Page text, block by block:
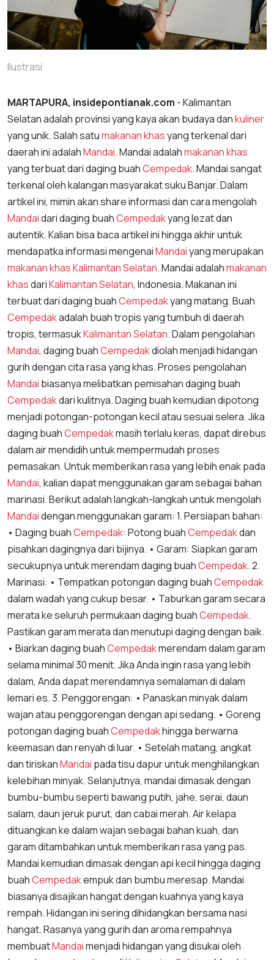
Ilustrasi
MARTAPURA, insidepontianak.com - Kalimantan
Selatan adalah provinsi yang kaya akan budaya dankuliner
yang unik. Salah satumakanan khasyang terkenal dari
daerah ini adalahMandai. Mandai adalahmakanan khas
yang terbuat dari daging buahCempedak. Mandai sangat
terkenal oleh kalangan masyarakat suku Banjar. Dalam
artikel ini, mimin akan share informasi dan cara mengolah
Mandaidari daging buahCempedakyang lezat dan
autentik. Kalian bisa baca artikel ini hingga akhir untuk
mendapatka informasi mengenaiMandaiyang merupakan
makanan khasKalimantan Selatan. Mandai adalahmakanan
khasdariKalimantan Selatan, Indonesia. Makanan ini
terbuat dari daging buahCempedakyang matang. Buah
Cempedakadalah buah tropis yang tumbuh di daerah
tropis, termasukKalimantan Selatan. Dalam pengolahan
Mandai, daging buahCempedakdiolah menjadi hidangan
gurih dengan cita rasa yang khas. Proses pengolahan
Mandai biasanya melibatkan pemisahan daging buah
Cempedakdari kulitnya. Daging buah kemudian dipotong
menjadi potongan-potongan kecil atau sesuai selera. Jika
daging buahCempedakmasih terlalu keras, dapat direbus
dalam air mendidih untuk mempermudah proses
pemasakan. Untuk memberikan rasa yang lebih enak pada
Mandai, kalian dapat menggunakan garam sebagai bahan
marinasi. Berikut adalah langkah-langkah untuk mengolah
Mandaidengan menggunakan garam: 1. Persiapan bahan:
• Daging buahCempedak: Potong buahCempedakdan
pisahkan dagingnya dari bijinya. • Garam: Siapkan garam
secukupnya untuk merendam daging buahCempedak. 2.
Marinasi: • Tempatkan potongan daging buahCempedak
dalam wadah yang cukup besar. • Taburkan garam secara
merata ke seluruh permukaan daging buahCempedak.
Pastikan garam merata dan menutupi daging dengan baik.
• Biarkan daging buahCempedakmerendam dalam garam
selama minimal 30 menit. Jika Anda ingin rasa yang lebih
dalam, Anda dapat merendamnya semalaman di dalam
lemari es. 3. Penggorengan: • Panaskan minyak dalam
wajan atau penggorengan dengan api sedang. • Goreng
potongan daging buahCempedakhingga berwarna
keemasan dan renyah di luar. • Setelah matang, angkat
dan tiriskanMandai pada tisu dapur untuk menghilangkan
kelebihan minyak. Selanjutnya, mandai dimasak dengan
bumbu-bumbu seperti bawang putih, jahe, serai, daun
salam, daun jeruk purut, dan cabai merah. Air kelapa
dituangkan ke dalam wajan sebagai bahan kuah, dan
garam ditambahkan untuk memberikan rasa yang pas.
Mandai kemudian dimasak dengan api kecil hingga daging
buahCempedakempuk dan bumbu meresap. Mandai
biasanya disajikan hangat dengan kuahnya yang kaya
rempah. Hidangan ini sering dihidangkan bersama nasi
hangat. Rasanya yang gurih dan aroma rempahnya
membuatMandaimenjadi hidangan yang disukai oleh